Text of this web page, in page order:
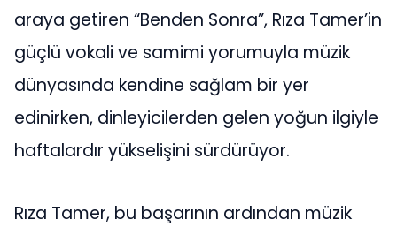
araya getiren “Benden Sonra”, Rıza Tamer’in
güçlü vokali ve samimi yorumuyla müzik
dünyasında kendine sağlam bir yer
edinirken, dinleyicilerden gelen yoğun ilgiyle
haftalardır yükselişini sürdürüyor.
Rıza Tamer, bu başarının ardından müzik